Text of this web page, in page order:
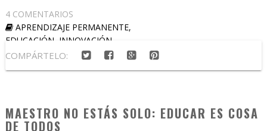
4 COMENTARIOS
APRENDIZAJE PERMANENTE,
EDUCACIÓN INNOVACIÓN
COMPÁRTELO:
MAESTRO NO ESTÁS SOLO: EDUCAR ES COSA
DE TODOS